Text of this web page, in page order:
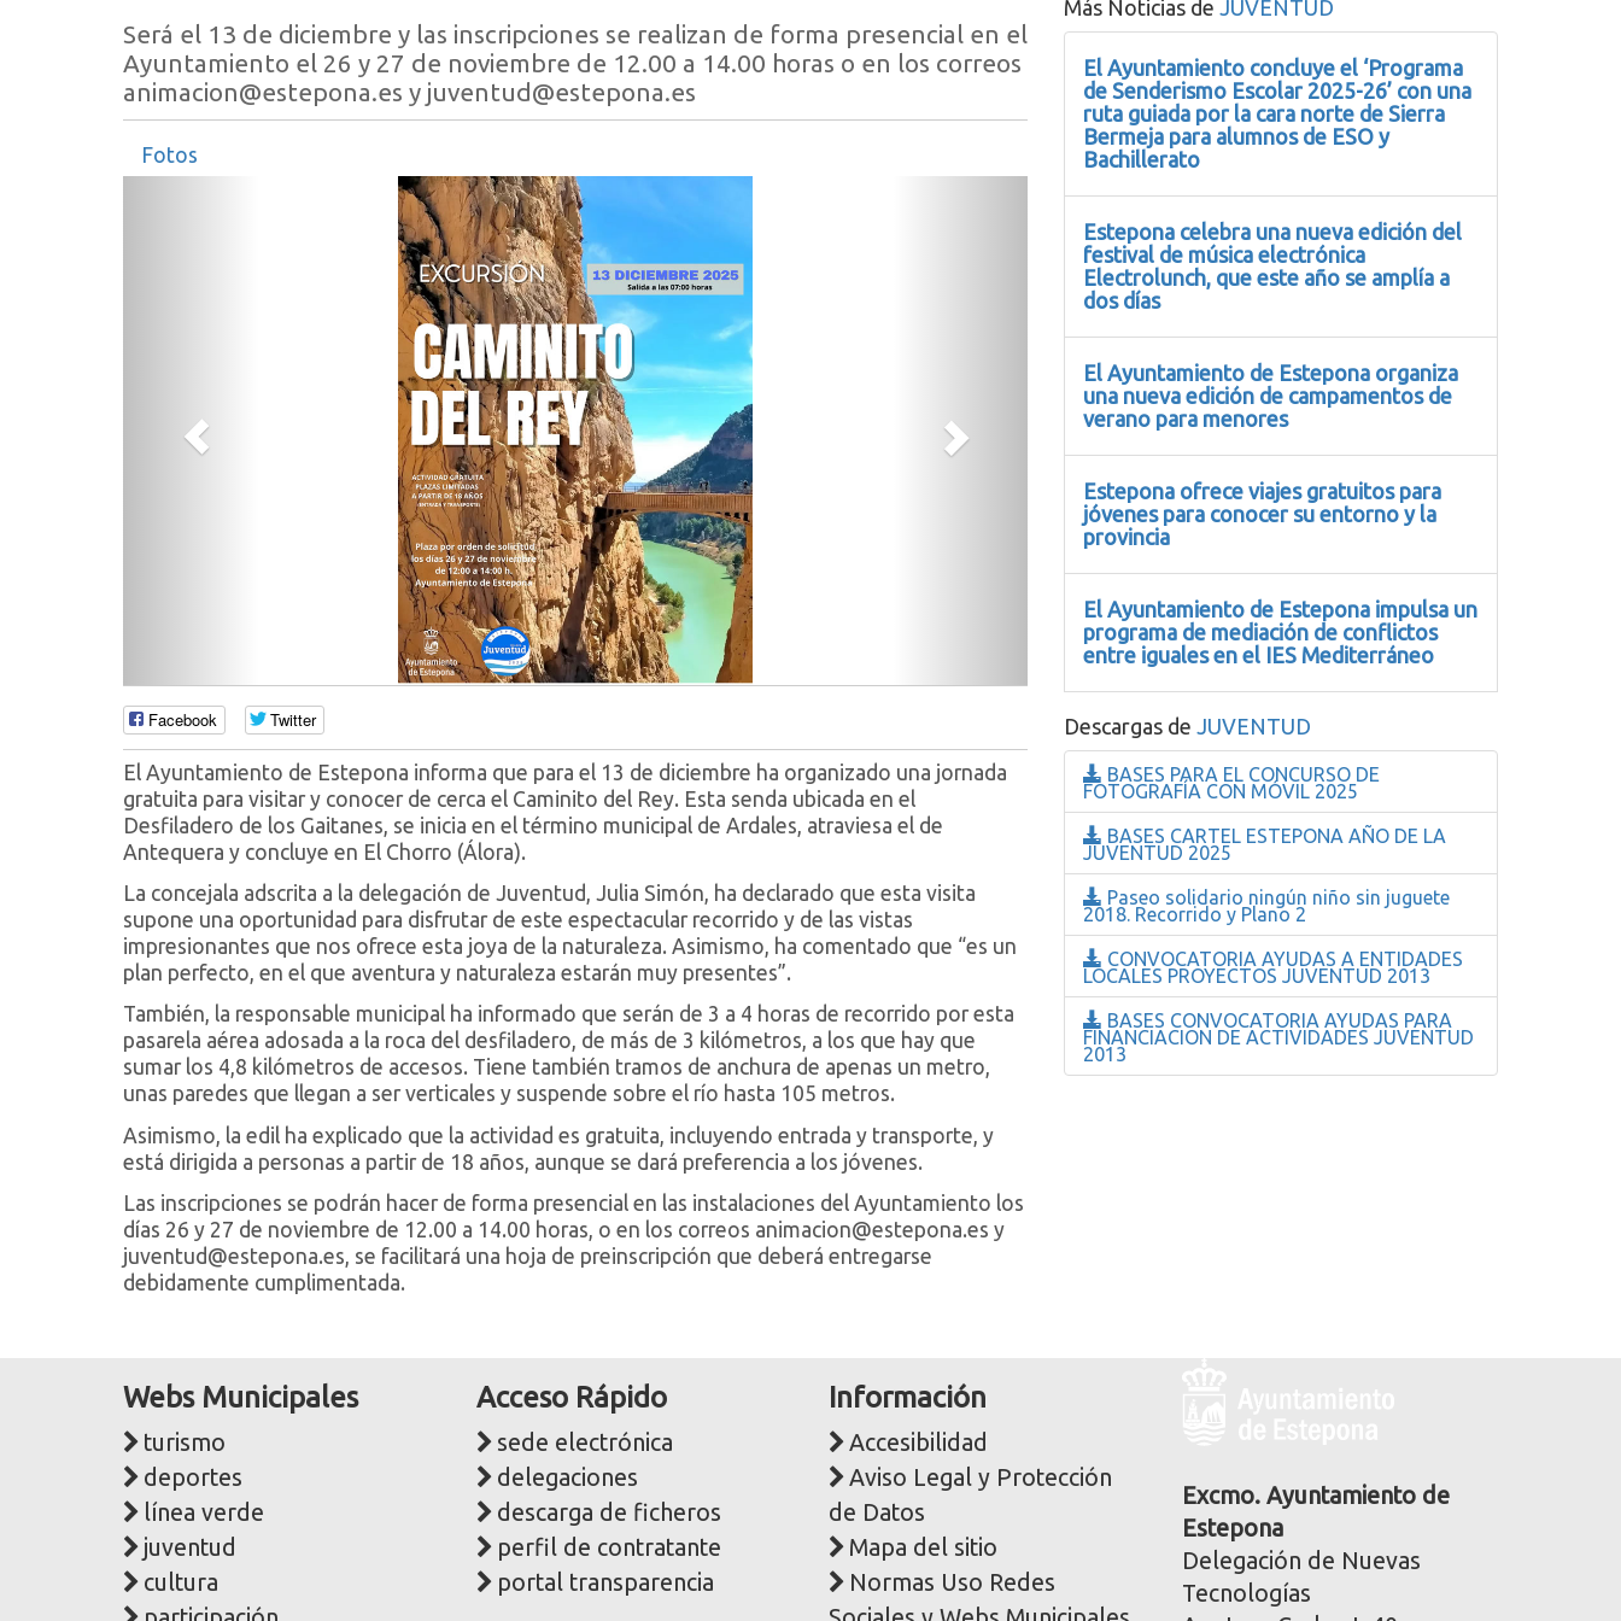
Será el 13 de diciembre y las inscripciones se realizan de forma presencial en el
Ayuntamiento el 26 y 27 de noviembre de 12.00 a 14.00 horas o en los correos
animacion@estepona.es y juventud@estepona.es
Fotos
Anterior Siguiente
Facebook Twitter
El Ayuntamiento de Estepona informa que para el 13 de diciembre ha organizado una jornada
gratuita para visitar y conocer de cerca el Caminito del Rey. Esta senda ubicada en el
Desfiladero de los Gaitanes, se inicia en el término municipal de Ardales, atraviesa el de
Antequera y concluye en El Chorro (Álora).
La concejala adscrita a la delegación de Juventud, Julia Simón, ha declarado que esta visita
supone una oportunidad para disfrutar de este espectacular recorrido y de las vistas
impresionantes que nos ofrece esta joya de la naturaleza. Asimismo, ha comentado que “es un
plan perfecto, en el que aventura y naturaleza estarán muy presentes”.
También, la responsable municipal ha informado que serán de 3 a 4 horas de recorrido por esta
pasarela aérea adosada a la roca del desfiladero, de más de 3 kilómetros, a los que hay que
sumar los 4,8 kilómetros de accesos. Tiene también tramos de anchura de apenas un metro,
unas paredes que llegan a ser verticales y suspende sobre el río hasta 105 metros.
Asimismo, la edil ha explicado que la actividad es gratuita, incluyendo entrada y transporte, y
está dirigida a personas a partir de 18 años, aunque se dará preferencia a los jóvenes.
Las inscripciones se podrán hacer de forma presencial en las instalaciones del Ayuntamiento los
días 26 y 27 de noviembre de 12.00 a 14.00 horas, o en los correos animacion@estepona.es y
juventud@estepona.es, se facilitará una hoja de preinscripción que deberá entregarse
debidamente cumplimentada.
Más Noticias de JUVENTUD
El Ayuntamiento concluye el ‘Programa
de Senderismo Escolar 2025-26’ con una
ruta guiada por la cara norte de Sierra
Bermeja para alumnos de ESO y
Bachillerato
Estepona celebra una nueva edición del
festival de música electrónica
Electrolunch, que este año se amplía a
dos días
El Ayuntamiento de Estepona organiza
una nueva edición de campamentos de
verano para menores
Estepona ofrece viajes gratuitos para
jóvenes para conocer su entorno y la
provincia
El Ayuntamiento de Estepona impulsa un
programa de mediación de conflictos
entre iguales en el IES Mediterráneo
Descargas de JUVENTUD
BASES PARA EL CONCURSO DE
FOTOGRAFÍA CON MÓVIL 2025
BASES CARTEL ESTEPONA AÑO DE LA
JUVENTUD 2025
Paseo solidario ningún niño sin juguete
2018. Recorrido y Plano 2
CONVOCATORIA AYUDAS A ENTIDADES
LOCALES PROYECTOS JUVENTUD 2013
BASES CONVOCATORIA AYUDAS PARA
FINANCIACION DE ACTIVIDADES JUVENTUD
2013
Webs Municipales
turismo
deportes
línea verde
juventud
cultura
Acceso Rápido
sede electrónica
delegaciones
descarga de ficheros
perfil de contratante
portal transparencia
Información
Accesibilidad
Aviso Legal y Protección
de Datos
Mapa del sitio
Normas Uso Redes
corporativa
Excmo. Ayuntamiento de
Estepona
Delegación de Nuevas
Tecnologías